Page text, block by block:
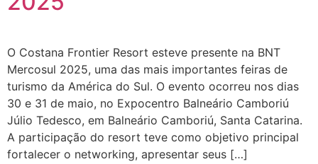
O Costana Frontier Resort esteve presente na BNT
Mercosul 2025, uma das mais importantes feiras de
turismo da América do Sul. O evento ocorreu nos dias
30 e 31 de maio, no Expocentro Balneário Camboriú
Júlio Tedesco, em Balneário Camboriú, Santa Catarina.
A participação do resort teve como objetivo principal
fortalecer o networking, apresentar seus […]